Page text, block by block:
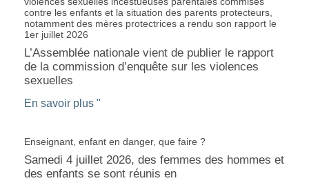
contre les enfants et la situation des parents protecteurs,
notamment des mères protectrices a rendu son rapport le
1er juillet 2026
L’Assemblée nationale vient de publier le rapport
de la commission d’enquête sur les violences
sexuelles
En savoir plus "
Enseignant, enfant en danger, que faire ?
Samedi 4 juillet 2026, des femmes des hommes et
des enfants se sont réunis en